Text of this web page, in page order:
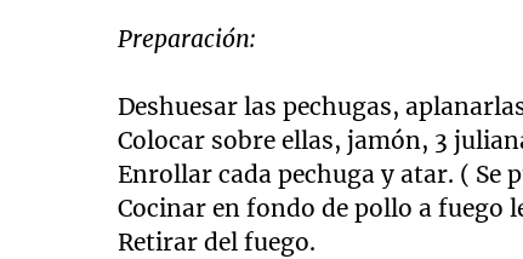
Preparación:
Deshuesar las pechugas,
Colocar sobre ellas, jamón, 3
Enrollar cada pechuga y atar. ( Se
Cocinar en fondo de pollo a fuego
Retirar del fuego.